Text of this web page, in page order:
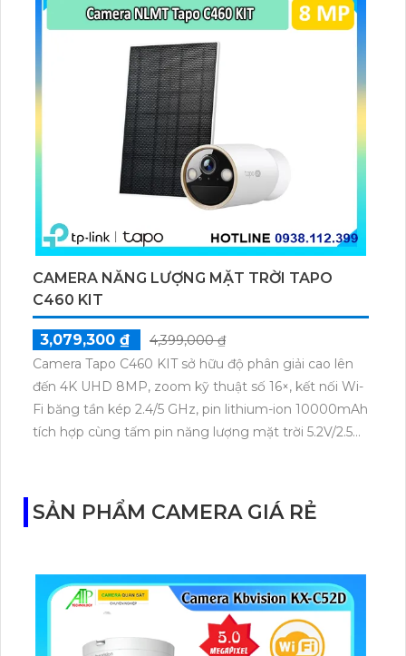
cho gia đình và văn phòng nhỏ.
CAMERA NĂNG LƯỢNG MẶT TRỜI TAPO
C460 KIT
3,079,300 ₫
4,399,000 ₫
Camera Tapo C460 KIT sở hữu độ phân giải cao lên
đến 4K UHD 8MP, zoom kỹ thuật số 16×, kết nối Wi-
Fi băng tần kép 2.4/5 GHz, pin lithium-ion 10000mAh
tích hợp cùng tấm pin năng lượng mặt trời 5.2V/2.5W.
SẢN PHẨM CAMERA GIÁ RẺ